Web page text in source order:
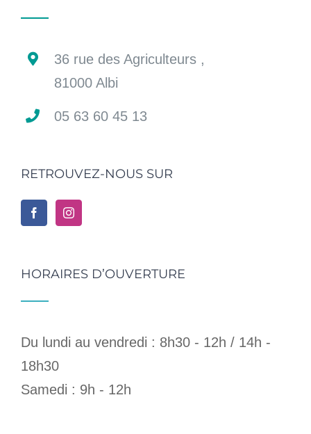
36 rue des Agriculteurs ,
81000 Albi
05 63 60 45 13
RETROUVEZ-NOUS SUR
HORAIRES D’OUVERTURE
Du lundi au vendredi : 8h30 - 12h / 14h -
18h30
Samedi : 9h - 12h